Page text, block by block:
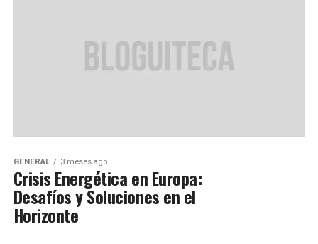
GENERAL 3 meses ago
Crisis Energética en Europa:
Desafíos y Soluciones en el
Horizonte